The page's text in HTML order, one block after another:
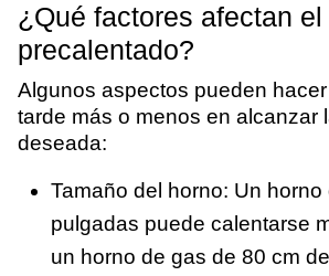
¿Qué factores afectan
precalentado?
Algunos aspectos pueden
tarde más o menos en alcanzar
deseada:
Tamaño del horno: Un
pulgadas puede calentarse
un horno de gas de 80 cm